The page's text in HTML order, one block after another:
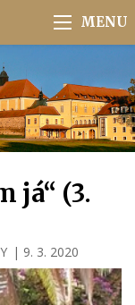
já“ (3.
| 9. 3. 2020